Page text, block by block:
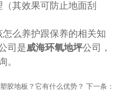
其效果可防止地面刮
么养护跟保养的相关知
司是威海环氧地坪公司，
。
胶地板？它有什么优势？ 下一条：